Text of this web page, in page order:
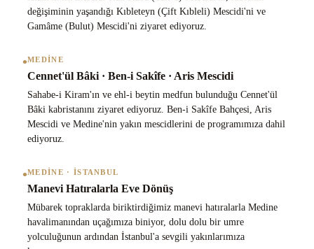
değişiminin yaşandığı Kıbleteyn (Çift Kıbleli) Mescidi'ni ve
Gamâme (Bulut) Mescidi'ni ziyaret ediyoruz.
•MEDINE
Cennet'ül Bâki · Ben-i Sakîfe · Aris Mescidi
Sahabe-i Kiram'ın ve ehl-i beytin medfun bulunduğu Cennet'ül
Bâki kabristanını ziyaret ediyoruz. Ben-i Sakîfe Bahçesi, Aris
Mescidi ve Medine'nin yakın mescidlerini de programımıza dahil
ediyoruz.
•MEDINE · İSTANBUL
Manevi Hatıralarla Eve Dönüş
Mübarek topraklarda biriktirdiğimiz manevi hatıralarla Medine
havalimanından uçağımıza biniyor, dolu dolu bir umre
yolculuğunun ardından İstanbul'a sevgili yakınlarımıza